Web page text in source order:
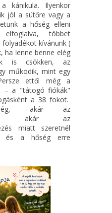
kánikula. Ilyenkor
jól a sütőre vagy a
a hőség elleni
elfoglalva, többet
kívánunk (
ha lenne benne elég
is csökken, az
működik, mint egy
ettől még a
– a "tátogó fiókák"
a 38 fokot.
akár az
akár az
miatt szeretnél
és a hőség erre